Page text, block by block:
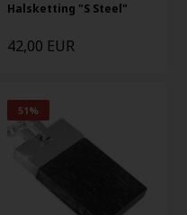
Halsketting "S Steel"
42,00 EUR
51%